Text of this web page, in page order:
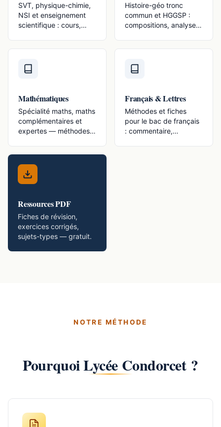
SVT, physique-chimie,
NSI et enseignement
scientifique : cours,
Histoire-géo tronc
commun et HGGSP :
compositions, analyses
Mathématiques
Spécialité maths, maths
complémentaires et
expertes — méthodes
Français & Lettres
Méthodes et fiches
pour le bac de français
: commentaire,
Ressources PDF
Fiches de révision,
exercices corrigés,
sujets-types — gratuit.
NOTRE MÉTHODE
Pourquoi Lycée Condorcet ?